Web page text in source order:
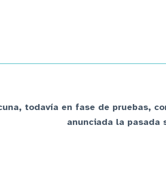
todavía en fase de pruebas,
anunciada la pasada